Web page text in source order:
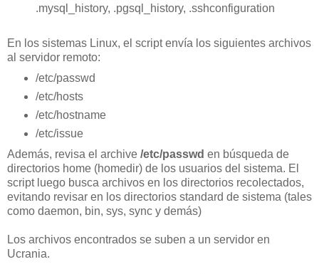
.mysql_history, .pgsql_history, .sshconfiguration
En los sistemas Linux, el script envía los siguientes archivos
al servidor remoto:
/etc/passwd
/etc/hosts
/etc/hostname
/etc/issue
Además, revisa el archive /etc/passwd en búsqueda de
directorios home (homedir) de los usuarios del sistema. El
script luego busca archivos en los directorios recolectados,
evitando revisar en los directorios standard de sistema (tales
como daemon, bin, sys, sync y demás)
Los archivos encontrados se suben a un servidor en
Ucrania.